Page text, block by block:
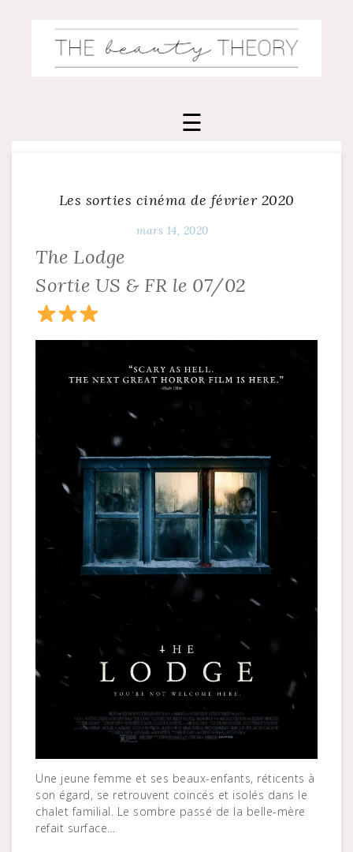
Les sorties cinéma de février 2020
mars 14, 2020
The Lodge
Sortie US & FR le 07/02
Une jeune femme et ses beaux-enfants, réticents à
son égard, se retrouvent coincés et isolés dans le
chalet familial. Le sombre passé de la belle-mère
refait surface…